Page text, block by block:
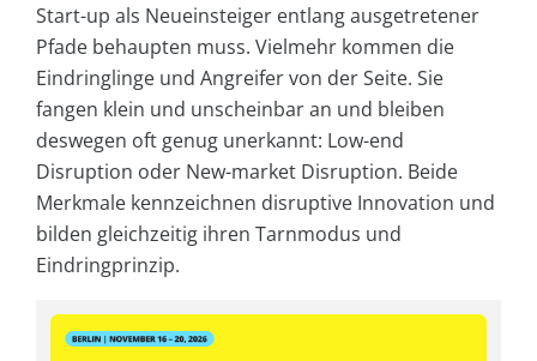
Start-up als Neueinsteiger entlang ausgetretener
Pfade behaupten muss. Vielmehr kommen die
Eindringlinge und Angreifer von der Seite. Sie
fangen klein und unscheinbar an und bleiben
deswegen oft genug unerkannt: Low-end
Disruption oder New-market Disruption. Beide
Merkmale kennzeichnen disruptive Innovation und
bilden gleichzeitig ihren Tarnmodus und
Eindringprinzip.